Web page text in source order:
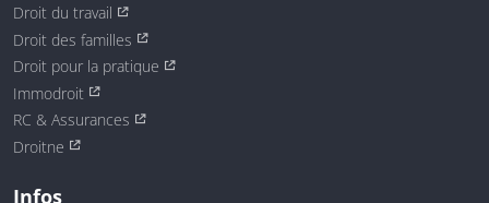
Droit du travail
Droit des familles
Droit pour la pratique
Immodroit
RC & Assurances
Droitne
Infos